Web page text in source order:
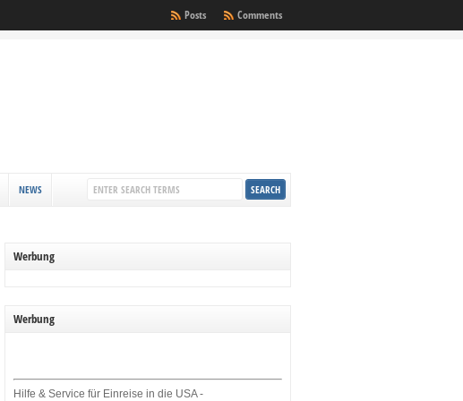
Comments
Posts
NEWS
Werbung
Werbung
Hilfe & Service für Einreise in die USA -